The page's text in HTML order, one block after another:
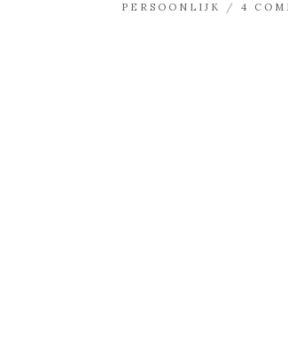
PERSOONLIJK
/ 4